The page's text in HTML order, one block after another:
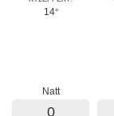
14°
Natt
0